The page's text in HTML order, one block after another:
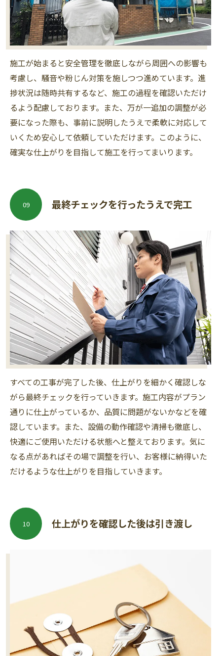
施工が始まると安全管理を徹底しながら周囲への影響も
考慮し、騒音や粉じん対策を施しつつ進めています。進
捗状況は随時共有するなど、施工の過程を確認いただけ
るよう配慮しております。また、万が一追加の調整が必
要になった際も、事前に説明したうえで柔軟に対応して
いくため安心して依頼していただけます。このように、
確実な仕上がりを目指して施工を行ってまいります。
最終チェックを行ったうえで完工
09
すべての工事が完了した後、仕上がりを細かく確認しな
がら最終チェックを行っていきます。施工内容がプラン
通りに仕上がっているか、品質に問題がないかなどを確
認しています。また、設備の動作確認や清掃も徹底し、
快適にご使用いただける状態へと整えております。気に
なる点があればその場で調整を行い、お客様に納得いた
だけるような仕上がりを目指していきます。
仕上がりを確認した後は引き渡し
10